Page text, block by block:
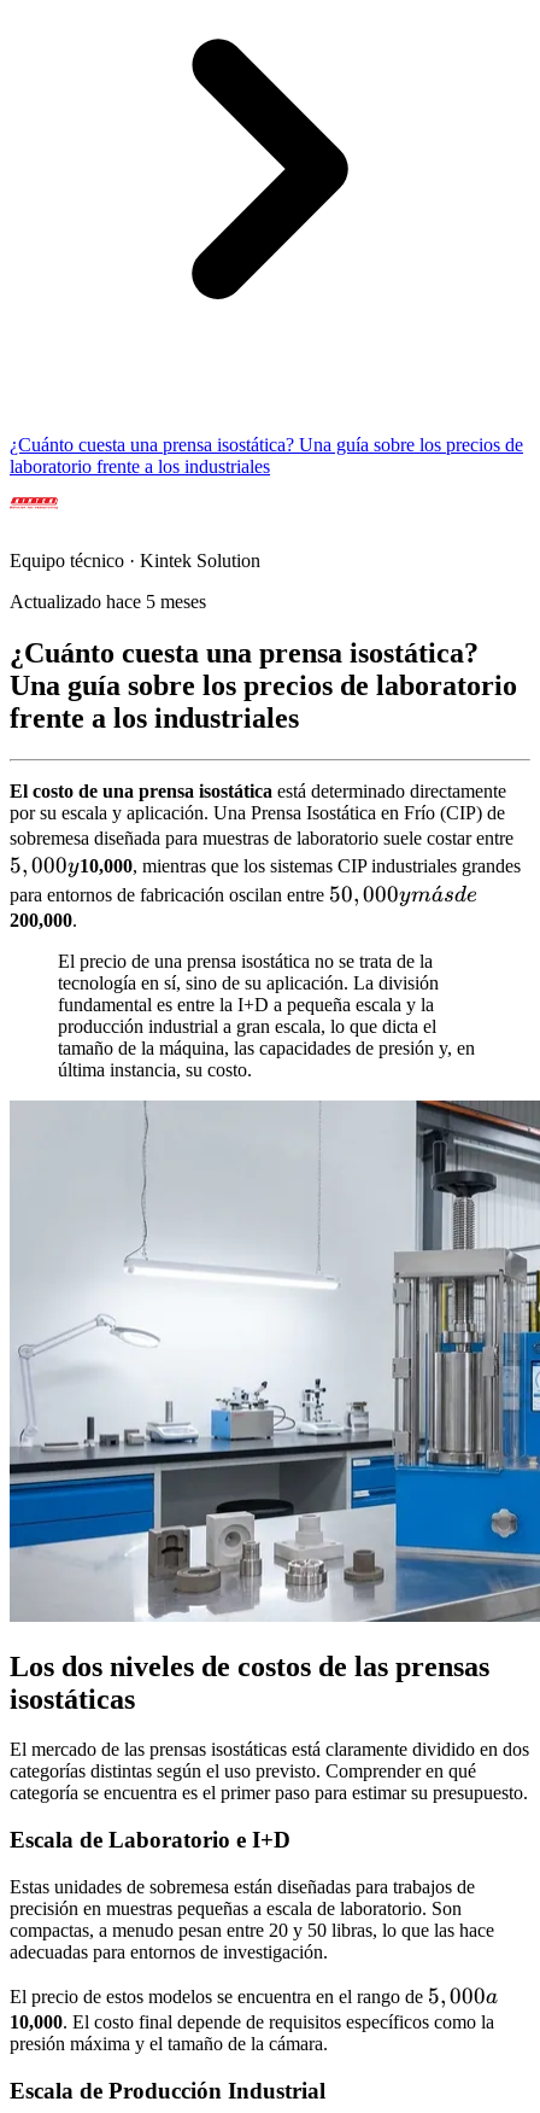
¿Cuánto cuesta una prensa isostática? Una guía sobre los precios de
laboratorio frente a los industriales
Equipo técnico · Kintek Solution
Actualizado hace 5 meses
¿Cuánto cuesta una prensa isostática?
Una guía sobre los precios de laboratorio
frente a los industriales
El costo de una prensa isostática está determinado directamente
por su escala y aplicación. Una Prensa Isostática en Frío (CIP) de
sobremesa diseñada para muestras de laboratorio suele costar entre
y
5,000y10,000, mientras que los sistemas CIP industriales grandes
para entornos de fabricación oscilan entre 50,000
50,000yma
ˊsde
200,000.
El precio de una prensa isostática no se trata de la
tecnología en sí, sino de su aplicación. La división
fundamental es entre la I+D a pequeña escala y la
producción industrial a gran escala, lo que dicta el
tamaño de la máquina, las capacidades de presión y, en
última instancia, su costo.
Los dos niveles de costos de las prensas
isostáticas
El mercado de las prensas isostáticas está claramente dividido en dos
categorías distintas según el uso previsto. Comprender en qué
categoría se encuentra es el primer paso para estimar su presupuesto.
Escala de Laboratorio e I+D
Estas unidades de sobremesa están diseñadas para trabajos de
precisión en muestras pequeñas a escala de laboratorio. Son
compactas, a menudo pesan entre 20 y 50 libras, lo que las hace
adecuadas para entornos de investigación.
El precio de estos modelos se encuentra en el rango de 5,000
a
5,000a
10,000. El costo final depende de requisitos específicos como la
presión máxima y el tamaño de la cámara.
Escala de Producción Industrial